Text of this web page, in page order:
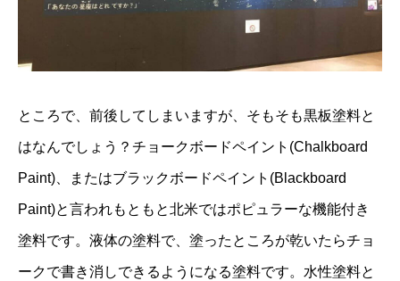
ところで、前後してしまいますが、そもそも黒板塗料と
はなんでしょう？チョークボードペイント(Chalkboard
Paint)、またはブラックボードペイント(Blackboard
Paint)と言われもともと北米ではポピュラーな機能付き
塗料です。液体の塗料で、塗ったところが乾いたらチョ
ークで書き消しできるようになる塗料です。水性塗料と